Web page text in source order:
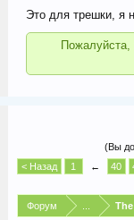
Это для трешки, я
Пожалуйста,
(Вы
< Назад
1 ← 40
Форум